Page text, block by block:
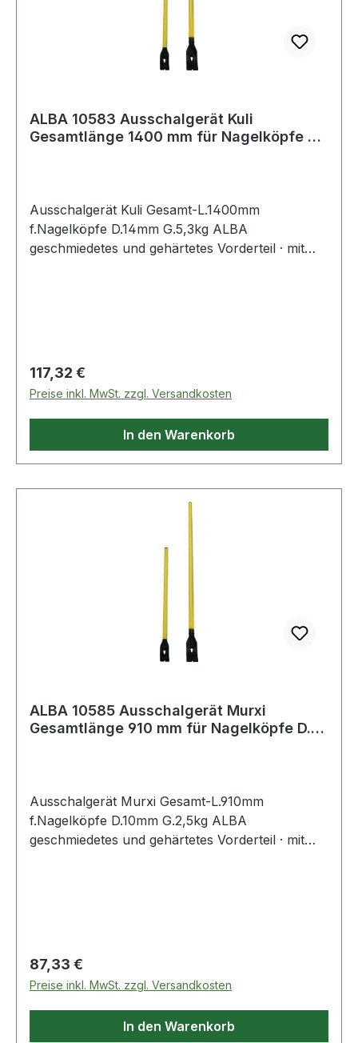
ALBA 10583 Ausschalgerät Kuli
Gesamtlänge 1400 mm für Nagelköpfe D.
Ausschalgerät Kuli Gesamt-L.1400mm
f.Nagelköpfe D.14mm G.5,3kg ALBA
geschmiedetes und gehärtetes Vorderteil · mit
Regulärer Preis:
117,32 €
Preise inkl. MwSt. zzgl. Versandkosten
In den Warenkorb
ALBA 10585 Ausschalgerät Murxi
Gesamtlänge 910 mm für Nagelköpfe D.
Ausschalgerät Murxi Gesamt-L.910mm
f.Nagelköpfe D.10mm G.2,5kg ALBA
geschmiedetes und gehärtetes Vorderteil · mit
Regulärer Preis:
87,33 €
Preise inkl. MwSt. zzgl. Versandkosten
In den Warenkorb